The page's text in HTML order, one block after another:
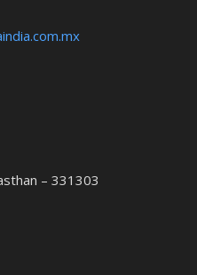
– 331303